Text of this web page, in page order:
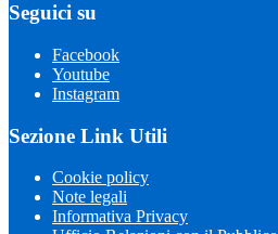
Seguici su
Facebook
Youtube
Instagram
Sezione Link Utili
Cookie policy
Note legali
Informativa Privacy